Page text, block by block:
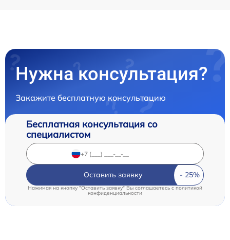
Нужна консультация?
Закажите бесплатную консультацию
Бесплатная консультация со
специалистом
Оставить заявку
Нажимая на кнопку "Оставить заявку" Вы соглашаетесь c политикой
конфиденциальности